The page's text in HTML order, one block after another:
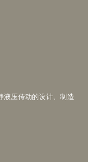
液压传动的设计、制造